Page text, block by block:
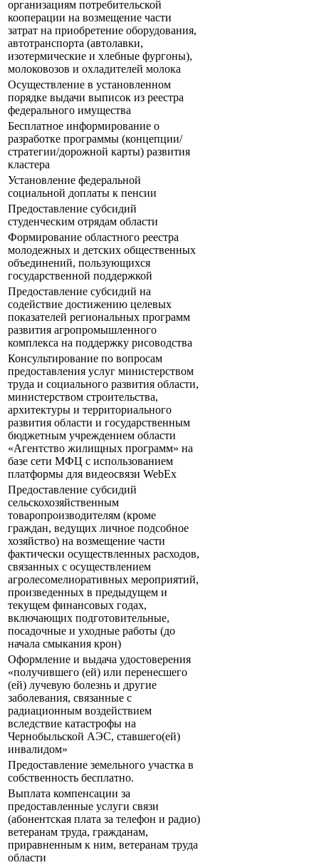
организациям потребительской
кооперации на возмещение части
затрат на приобретение оборудования,
автотранспорта (автолавки,
изотермические и хлебные фургоны),
молоковозов и охладителей молока
Осуществление в установленном
порядке выдачи выписок из реестра
федерального имущества
Бесплатное информирование о
разработке программы (концепции/
стратегии/дорожной карты) развития
кластера
Установление федеральной
социальной доплаты к пенсии
Предоставление субсидий
студенческим отрядам области
Формирование областного реестра
молодежных и детских общественных
объединений, пользующихся
государственной поддержкой
Предоставление субсидий на
содействие достижению целевых
показателей региональных программ
развития агропромышленного
комплекса на поддержку рисоводства
Консультирование по вопросам
предоставления услуг министерством
труда и социального развития области,
министерством строительства,
архитектуры и территориального
развития области и государственным
бюджетным учреждением области
«Агентство жилищных программ» на
базе сети МФЦ с использованием
платформы для видеосвязи WebEx
Предоставление субсидий
сельскохозяйственным
товаропроизводителям (кроме
граждан, ведущих личное подсобное
хозяйство) на возмещение части
фактически осуществленных расходов,
связанных с осуществлением
агролесомелиоративных мероприятий,
произведенных в предыдущем и
текущем финансовых годах,
включающих подготовительные,
посадочные и уходные работы (до
начала смыкания крон)
Оформление и выдача удостоверения
«получившего (ей) или перенесшего
(ей) лучевую болезнь и другие
заболевания, связанные с
радиационным воздействием
вследствие катастрофы на
Чернобыльской АЭС, ставшего(ей)
инвалидом»
Предоставление земельного участка в
собственность бесплатно.
Выплата компенсации за
предоставленные услуги связи
(абонентская плата за телефон и радио)
ветеранам труда, гражданам,
приравненным к ним, ветеранам труда
области